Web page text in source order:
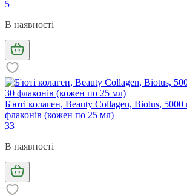
5
В наявності
Б'юті колаген, Beauty Collagen, Biotus,
флаконів (кожен по 25 мл)
33
В наявності